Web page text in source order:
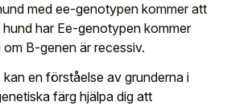
med ee-genotypen kommer att
har Ee-genotypen kommer
B-genen är recessiv.
en förståelse av grunderna i
färg hjälpa dig att